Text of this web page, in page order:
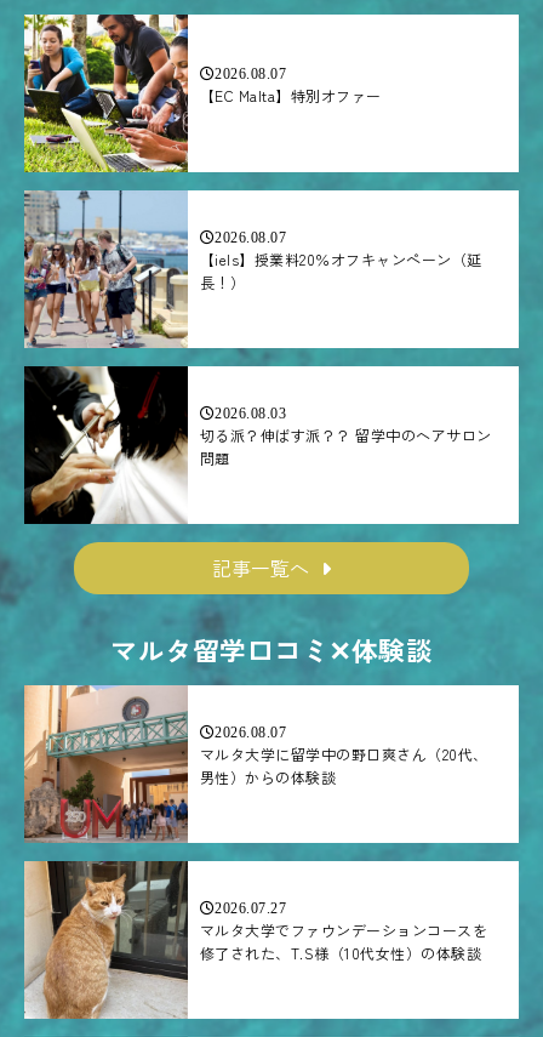
2026.08.07
【EC Malta】特別オファー
2026.08.07
【iels】授業料20％オフキャンペーン（延
長！）
2026.08.03
切る派？伸ばす派？？ 留学中のヘアサロン
問題
記事一覧へ
マルタ留学口コミ✕体験談
2026.08.07
マルタ大学に留学中の野口爽さん（20代、
男性）からの体験談
2026.07.27
マルタ大学でファウンデーションコースを
修了された、T.S様（10代女性）の体験談